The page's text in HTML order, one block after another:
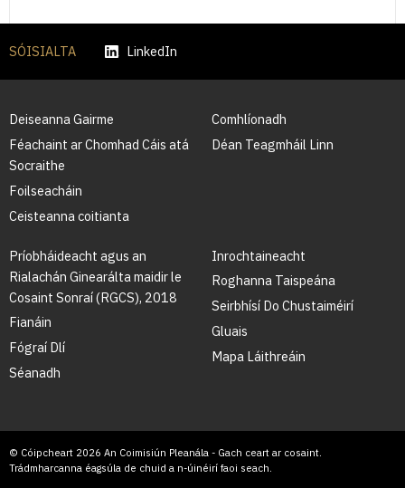
SÓISIALTA LinkedIn
Deiseanna Gairme
Féachaint ar Chomhad Cáis atá
Socraithe
Foilseacháin
Ceisteanna coitianta
Comhlíonadh
Déan Teagmháil Linn
Príobháideacht agus an
Rialachán Ginearálta maidir le
Cosaint Sonraí (RGCS), 2018
Fianáin
Fógraí Dlí
Séanadh
Inrochtaineacht
Roghanna Taispeána
Seirbhísí Do Chustaiméirí
Gluais
Mapa Láithreáin
© Cóipcheart 2026 An Coimisiún Pleanála - Gach ceart ar cosaint.
Trádmharcanna éagsúla de chuid a n-úinéirí faoi seach.